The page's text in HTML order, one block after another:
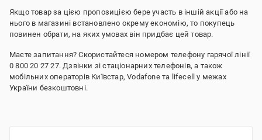
Якщо товар за цією пропозицією бере участь в іншій акції або на
нього в магазині встановлено окрему економію, то покупець
повинен обрати, на яких умовах він придбає цей товар.
Маєте запитання? Скористайтеся номером телефону гарячої лінії
0 800 20 27 27. Дзвінки зі стаціонарних телефонів, а також
мобільних операторів Київстар, Vodafone та lifecell у межах
України безкоштовні.